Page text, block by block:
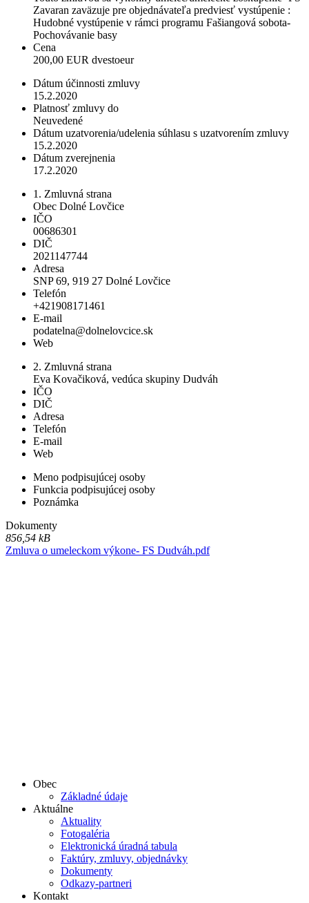
Zavaran zaväzuje pre objednávateľa predviesť vystúpenie :
Hudobné vystúpenie v rámci programu Fašiangová sobota-
Pochovávanie basy
Cena
200,00 EUR dvestoeur
Dátum účinnosti zmluvy
15.2.2020
Platnosť zmluvy do
Neuvedené
Dátum uzatvorenia/udelenia súhlasu s uzatvorením zmluvy
15.2.2020
Dátum zverejnenia
17.2.2020
1. Zmluvná strana
Obec Dolné Lovčice
IČO
00686301
DIČ
2021147744
Adresa
SNP 69, 919 27 Dolné Lovčice
Telefón
+421908171461
E-mail
podatelna@dolnelovcice.sk
Web
2. Zmluvná strana
Eva Kovačiková, vedúca skupiny Dudváh
IČO
DIČ
Adresa
Telefón
E-mail
Web
Meno podpisujúcej osoby
Funkcia podpisujúcej osoby
Poznámka
Dokumenty
856,54 kB
Zmluva o umeleckom výkone- FS Dudváh.pdf
Obec
Základné údaje
Aktuálne
Aktuality
Fotogaléria
Elektronická úradná tabula
Faktúry, zmluvy, objednávky
Dokumenty
Odkazy-partneri
Kontakt